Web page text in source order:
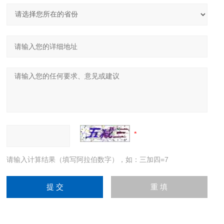
请输入计算结果（填写阿拉伯数字），如：三加四=7